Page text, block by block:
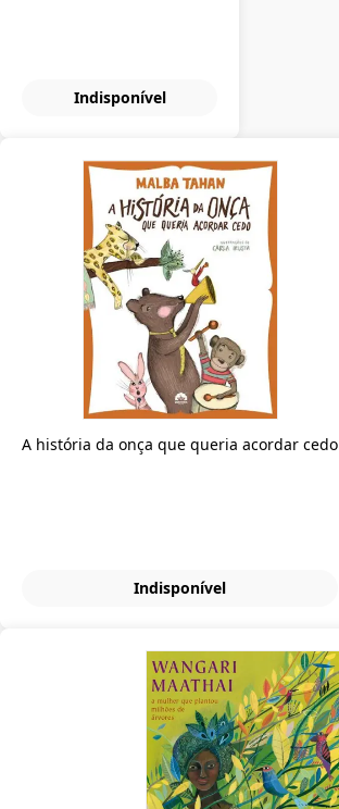
Indisponível
A história da onça que queria acordar cedo
Indisponível